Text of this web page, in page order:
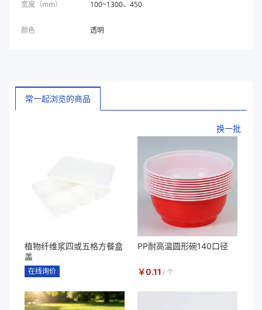
宽度（mm） 100~1300、450
颜色 透明
常一起浏览的商品
换一批
植物纤维浆四或五格方餐盒
盖
在线询价
PP耐高温圆形碗140口径
￥0.11 / 个